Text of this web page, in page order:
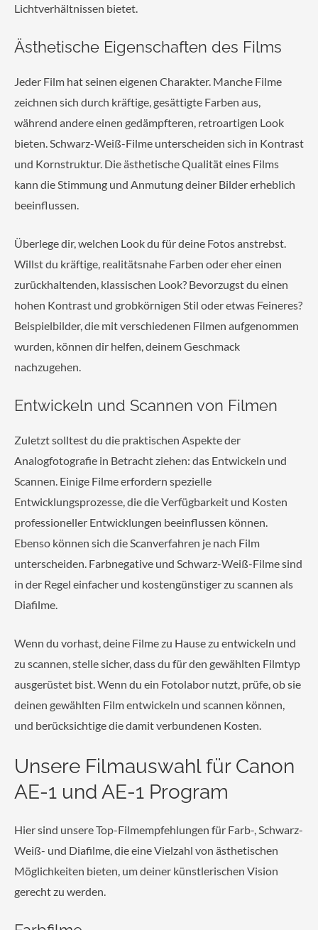
Lichtverhältnissen bietet.
Ästhetische Eigenschaften des Films
Jeder Film hat seinen eigenen Charakter. Manche Filme
zeichnen sich durch kräftige, gesättigte Farben aus,
während andere einen gedämpfteren, retroartigen Look
bieten. Schwarz-Weiß-Filme unterscheiden sich in Kontrast
und Kornstruktur. Die ästhetische Qualität eines Films
kann die Stimmung und Anmutung deiner Bilder erheblich
beeinflussen.
Überlege dir, welchen Look du für deine Fotos anstrebst.
Willst du kräftige, realitätsnahe Farben oder eher einen
zurückhaltenden, klassischen Look? Bevorzugst du einen
hohen Kontrast und grobkörnigen Stil oder etwas Feineres?
Beispielbilder, die mit verschiedenen Filmen aufgenommen
wurden, können dir helfen, deinem Geschmack
nachzugehen.
Entwickeln und Scannen von Filmen
Zuletzt solltest du die praktischen Aspekte der
Analogfotografie in Betracht ziehen: das Entwickeln und
Scannen. Einige Filme erfordern spezielle
Entwicklungsprozesse, die die Verfügbarkeit und Kosten
professioneller Entwicklungen beeinflussen können.
Ebenso können sich die Scanverfahren je nach Film
unterscheiden. Farbnegative und Schwarz-Weiß-Filme sind
in der Regel einfacher und kostengünstiger zu scannen als
Diafilme.
Wenn du vorhast, deine Filme zu Hause zu entwickeln und
zu scannen, stelle sicher, dass du für den gewählten Filmtyp
ausgerüstet bist. Wenn du ein Fotolabor nutzt, prüfe, ob sie
deinen gewählten Film entwickeln und scannen können,
und berücksichtige die damit verbundenen Kosten.
Unsere Filmauswahl für Canon
AE-1 und AE-1 Program
Hier sind unsere Top-Filmempfehlungen für Farb-, Schwarz-
Weiß- und Diafilme, die eine Vielzahl von ästhetischen
Möglichkeiten bieten, um deiner künstlerischen Vision
gerecht zu werden.